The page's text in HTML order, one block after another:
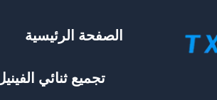
الصفحة الرئيسية
تجميع ثنائي